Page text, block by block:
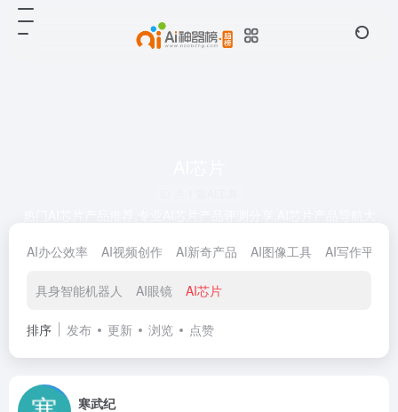
业内最新资讯。严格筛选把关，每个领域只收录15个！
AI办公效率 AI视频创作 AI新奇产品 AI图像工具 AI写作平台
具身智能机器人 AI眼镜 AI芯片
排序 发布 更新 浏览 点赞
寒武纪